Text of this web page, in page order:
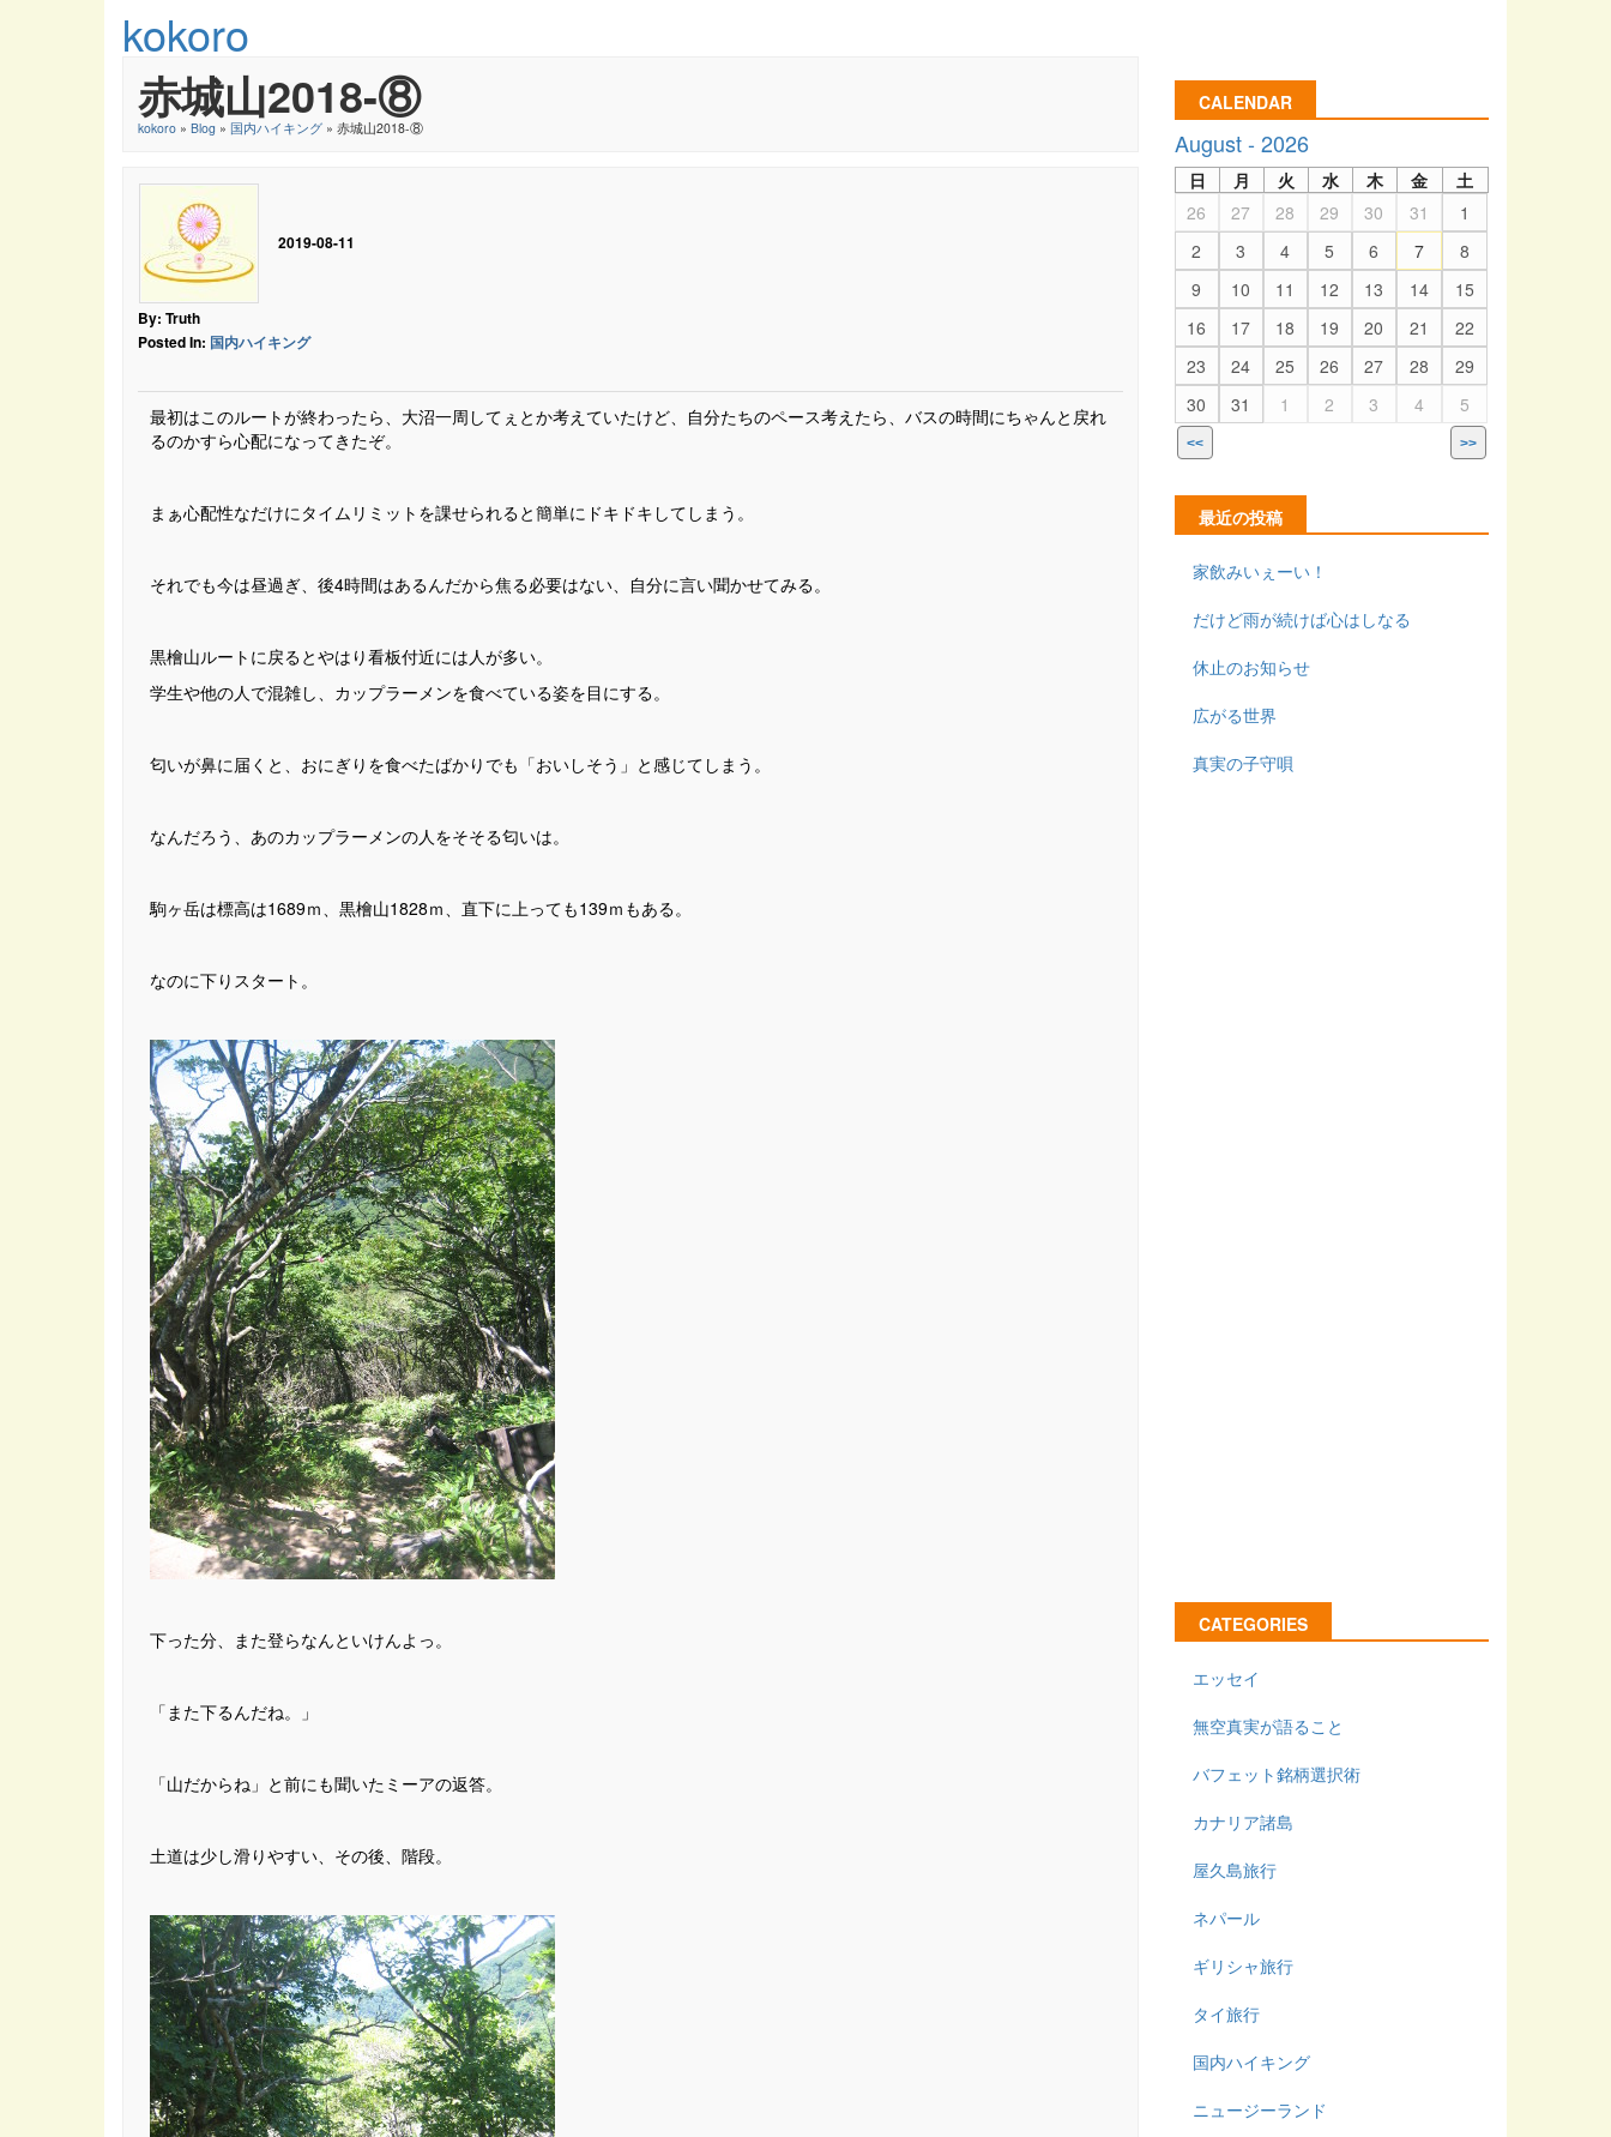
kokoro
赤城山2018-⑧
kokoro » Blog » 国内ハイキング » 赤城山2018-⑧
2019-08-11
By: Truth
Posted In: 国内ハイキング
最初はこのルートが終わったら、大沼一周してぇとか考えていたけど、自分たちのペース考えたら、バスの時間にちゃんと戻れ
るのかすら心配になってきたぞ。
まぁ心配性なだけにタイムリミットを課せられると簡単にドキドキしてしまう。
それでも今は昼過ぎ、後4時間はあるんだから焦る必要はない、自分に言い聞かせてみる。
黒檜山ルートに戻るとやはり看板付近には人が多い。
学生や他の人で混雑し、カップラーメンを食べている姿を目にする。
匂いが鼻に届くと、おにぎりを食べたばかりでも「おいしそう」と感じてしまう。
なんだろう、あのカップラーメンの人をそそる匂いは。
駒ヶ岳は標高は1689ｍ、黒檜山1828ｍ、直下に上っても139ｍもある。
なのに下りスタート。
下った分、また登らなんといけんよっ。
「また下るんだね。」
「山だからね」と前にも聞いたミーアの返答。
土道は少し滑りやすい、その後、階段。
CALENDAR
August - 2026
日 月 火 水 木 金
土
26
27 28 29 30 31
1
2
3 4 5 6 7
8
9
10 11 12 13 14
15
16
17 18 19 20 21
22
23
24 25 26 27 28
29
30
31 1 2 3 4 5
<< >>
最近の投稿
家飲みいぇーい！
だけど雨が続けば心はしなる
休止のお知らせ
広がる世界
真実の子守唄
CATEGORIES
エッセイ
無空真実が語ること
バフェット銘柄選択術
カナリア諸島
屋久島旅行
ネパール
ギリシャ旅行
タイ旅行
国内ハイキング
ニュージーランド